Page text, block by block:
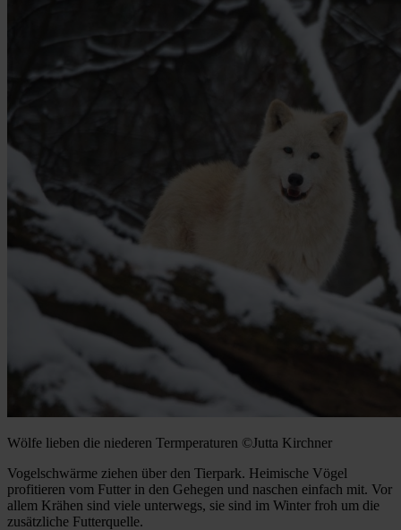
Wölfe lieben die niederen Termperaturen ©Jutta Kirchner
Vogelschwärme ziehen über den Tierpark. Heimische Vögel
profitieren vom Futter in den Gehegen und naschen einfach mit. Vor
allem Krähen sind viele unterwegs, sie sind im Winter froh um die
zusätzliche Futterquelle.